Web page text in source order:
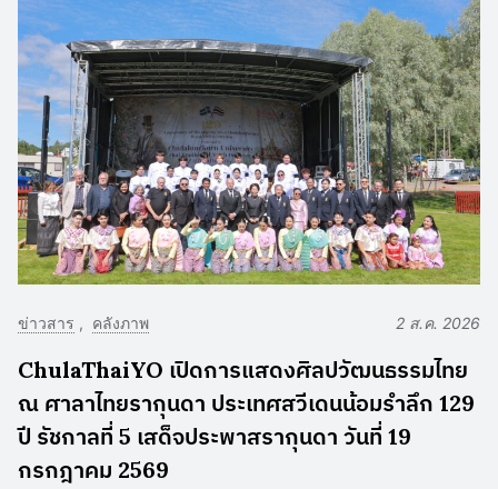
ข่าวสาร คลังภาพ 2 ส.ค. 2026
ChulaThaiYO เปิดการแสดงศิลปวัฒนธรรมไทย
ณ ศาลาไทยรากุนดา ประเทศสวีเดนน้อมรำลึก 129
ปี รัชกาลที่ 5 เสด็จประพาสรากุนดา วันที่ 19
กรกฎาคม 2569